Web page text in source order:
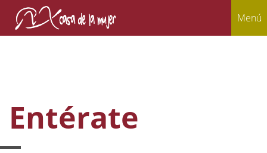
Menú
Entérate